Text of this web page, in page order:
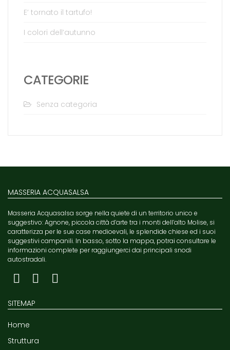
E’ tornato il tartufo!
I colori dell’autunno
CATEGORIE
Senza categoria
MASSERIA ACQUASALSA
Masseria Acquasalsa sorge nella quiete di un territorio unico e
suggestivo: Agnone, piccola città d’arte tra i monti dell’alto Molise, si
caratterizza per le sue case medioevali, le splendide chiese ed i suoi
suggestivi campanili. In basso, sotto la mappa, potrai consultare le
informazioni complete per raggiungerci dai principali snodi
autostradali.
SITEMAP
Home
Struttura